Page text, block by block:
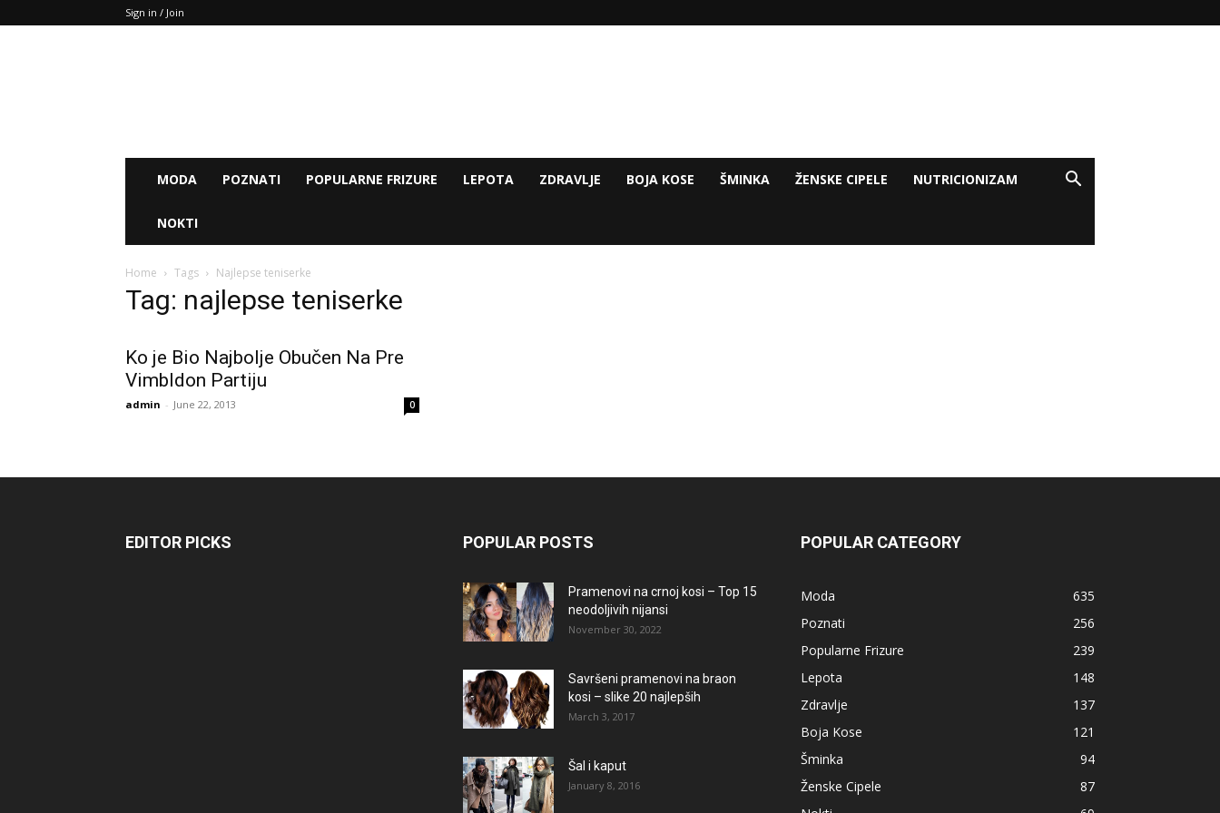
Sign in / Join
MODA POZNATI POPULARNE FRIZURE LEPOTA ZDRAVLJE BOJA KOSE ŠMINKA ŽENSKE CIPELE NUTRICIONIZAM
NOKTI
Home Tags Najlepse teniserke
Tag: najlepse teniserke
Ko je Bio Najbolje Obučen Na Pre
Vimbldon Partiju
admin - June 22, 2013 0
EDITOR PICKS POPULAR POSTS
Pramenovi na crnoj kosi – Top 15
neodoljivih nijansi
November 30, 2022
Savršeni pramenovi na braon
kosi – slike 20 najlepših
March 3, 2017
Šal i kaput
January 8, 2016
POPULAR CATEGORY
Moda
635
Poznati
256
Popularne Frizure
239
Lepota
148
Zdravlje
137
Boja Kose
121
Šminka
94
Ženske Cipele
87